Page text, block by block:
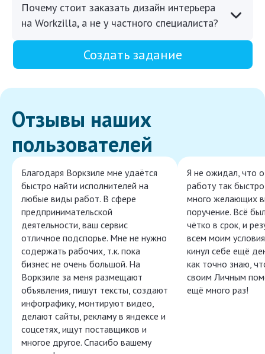
Почему стоит заказать дизайн интерьера
на Workzilla, а не у частного специалиста?
Создать задание
Отзывы наших
пользователей
Благодаря Воркзиле мне удаётся
быстро найти исполнителей на
любые виды работ. В сфере
предпринимательской
деятельности, ваш сервис
отличное подспорье. Мне не нужно
содержать рабочих, т.к. пока
бизнес не очень большой. На
Воркзиле за меня размещают
объявления, пишут тексты, создают
инфографику, монтируют видео,
делают сайты, рекламу в яндексе и
соцсетях, ищут поставщиков и
многое другое. Спасибо вашему
Я не ожидал, что
работу так
много желающих
поручение. Всё
чётко в срок, и
всем моим
кинул себе ещё
как точно знаю,
своим Личным
ещё много раз!